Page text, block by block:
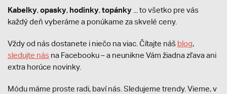
Kabelky,opasky, hodinky,topánky ... to všetko pre vás
každý deň vyberáme a ponúkame za skvelé ceny.
Vždy od nás dostanete i niečo na viac. Čítajte náš blog,
sledujte nás na Facebooku – a neunikne Vám žiadna zľava ani
extra horúce novinky.
Módu máme proste radi, baví nás. Sledujeme trendy. Vieme, v